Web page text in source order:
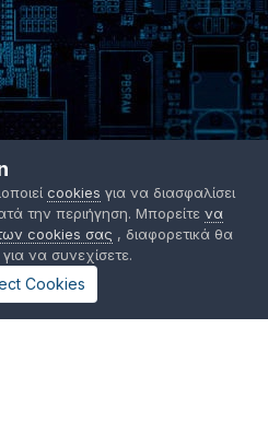
cookies για να διασφαλίσει
την περιήγηση. Μπορείτε να
cookies σας , διαφορετικά θα
να συνεχίσετε.
Cookies